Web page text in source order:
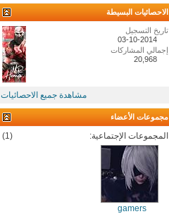
الاحصائيات البسيطة
تاريخ التسجيل
03-10-2014
إجمالي المشاركات
20,968
مشاهدة جميع الاحصائيات
مجموعات الأعضاء
(1) المجموعات الإجتماعية:
gamers